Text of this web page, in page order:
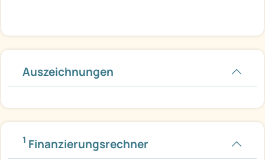
Auszeichnungen
1 Finanzierungsrechner